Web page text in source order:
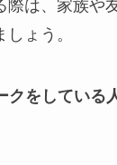
際は、家族や
ょう。
クをしている